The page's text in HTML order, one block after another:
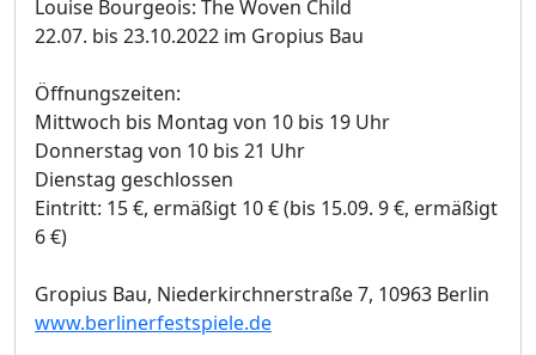
Louise Bourgeois: The Woven Child
22.07. bis 23.10.2022 im Gropius Bau
Öffnungszeiten:
Mittwoch bis Montag von 10 bis 19 Uhr
Donnerstag von 10 bis 21 Uhr
Dienstag geschlossen
Eintritt: 15 €, ermäßigt 10 € (bis 15.09. 9 €, ermäßigt
6 €)
Gropius Bau, Niederkirchnerstraße 7, 10963 Berlin
www.berlinerfestspiele.de